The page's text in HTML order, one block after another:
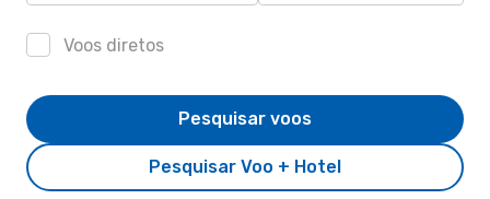
Voos diretos
Pesquisar Voo + Hotel
Pesquisar voos